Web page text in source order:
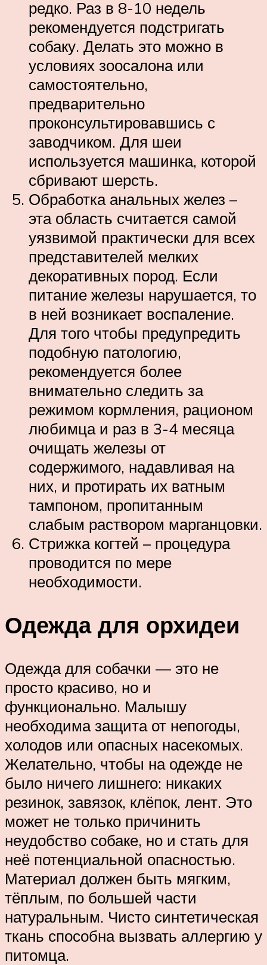
редко. Раз в 8-10 недель
рекомендуется подстригать
собаку. Делать это можно в
условиях зоосалона или
самостоятельно,
предварительно
проконсультировавшись с
заводчиком. Для шеи
используется машинка, которой
сбривают шерсть.
Обработка анальных желез –
эта область считается самой
уязвимой практически для всех
представителей мелких
декоративных пород. Если
питание железы нарушается, то
в ней возникает воспаление.
Для того чтобы предупредить
подобную патологию,
рекомендуется более
внимательно следить за
режимом кормления, рационом
любимца и раз в 3-4 месяца
очищать железы от
содержимого, надавливая на
них, и протирать их ватным
тампоном, пропитанным
слабым раствором марганцовки.
Стрижка когтей – процедура
проводится по мере
необходимости.
Одежда для орхидеи
Одежда для собачки — это не
просто красиво, но и
функционально. Малышу
необходима защита от непогоды,
холодов или опасных насекомых.
Желательно, чтобы на одежде не
было ничего лишнего: никаких
резинок, завязок, клёпок, лент. Это
может не только причинить
неудобство собаке, но и стать для
неё потенциальной опасностью.
Материал должен быть мягким,
тёплым, по большей части
натуральным. Чисто синтетическая
ткань способна вызвать аллергию у
питомца.